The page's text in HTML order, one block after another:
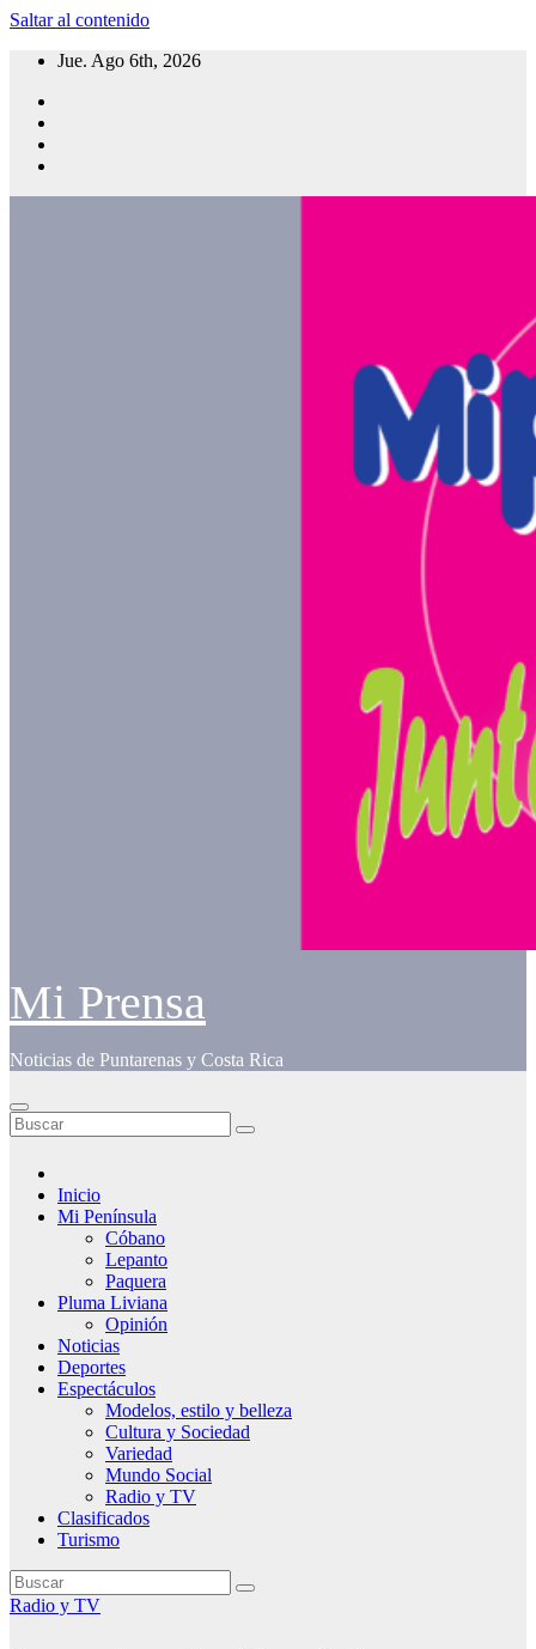
Saltar al contenido
Jue. Ago 6th, 2026
Mi Prensa
Noticias de Puntarenas y Costa Rica
Inicio
Mi Península
Cóbano
Lepanto
Paquera
Pluma Liviana
Opinión
Noticias
Deportes
Espectáculos
Modelos, estilo y belleza
Cultura y Sociedad
Variedad
Mundo Social
Radio y TV
Clasificados
Turismo
Radio y TV